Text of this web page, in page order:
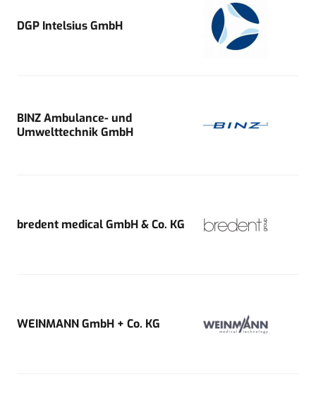
DGP Intelsius GmbH
BINZ Ambulance- und
Umwelttechnik GmbH
bredent medical GmbH & Co. KG
WEINMANN GmbH + Co. KG